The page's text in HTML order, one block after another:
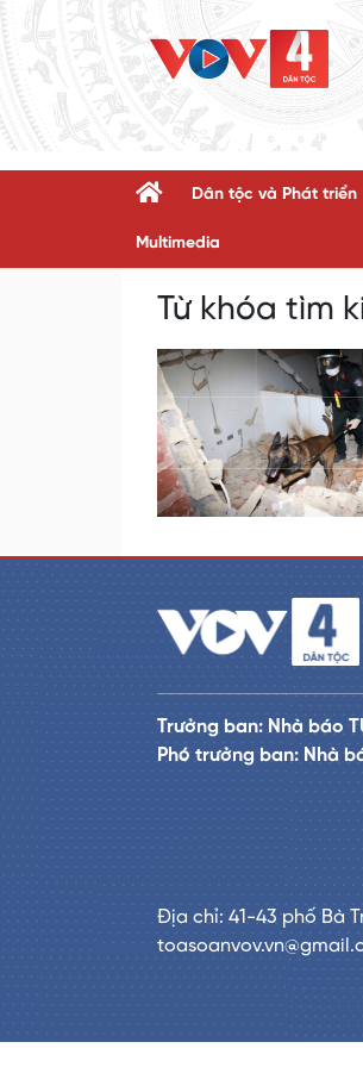
Dân tộc và Phát triển
Multimedia
Từ khóa tìm
Trưởng ban: Nhà báo
Phó trưởng ban: Nhà
Địa chỉ: 41-43 phố Bà